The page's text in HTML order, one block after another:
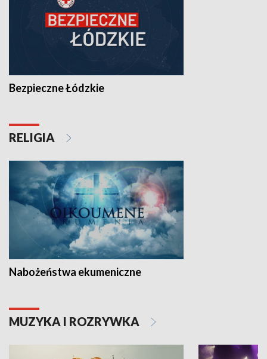
Bezpieczne Łódzkie
RELIGIA
Nabożeństwa ekumeniczne
MUZYKA I ROZRYWKA